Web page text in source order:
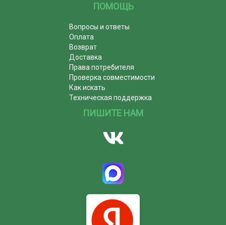
ПОМОЩЬ
Вопросы и ответы
Оплата
Возврат
Доставка
Права потребителя
Проверка совместимости
Как искать
Техническая поддержка
ПИШИТЕ НАМ